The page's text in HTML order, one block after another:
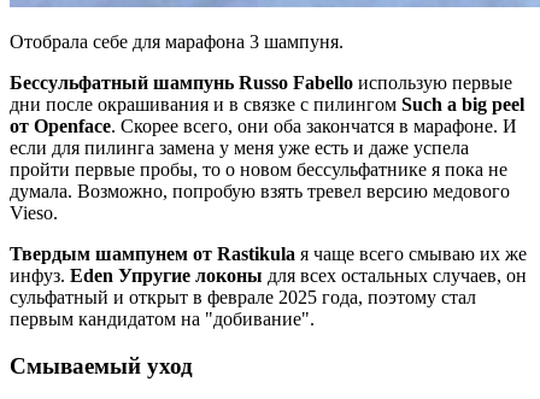
Отобрала себе для марафона 3 шампуня.
Бессульфатный шампунь Russo Fabello использую первые
дни после окрашивания и в связке с пилингом Such a big peel
от Openface. Скорее всего, они оба закончатся в марафоне. И
если для пилинга замена у меня уже есть и даже успела
пройти первые пробы, то о новом бессульфатнике я пока не
думала. Возможно, попробую взять тревел версию медового
Vieso.
Твердым шампунем от Rastikula я чаще всего смываю их же
инфуз. Eden Упругие локоны для всех остальных случаев, он
сульфатный и открыт в феврале 2025 года, поэтому стал
первым кандидатом на "добивание".
Смываемый уход